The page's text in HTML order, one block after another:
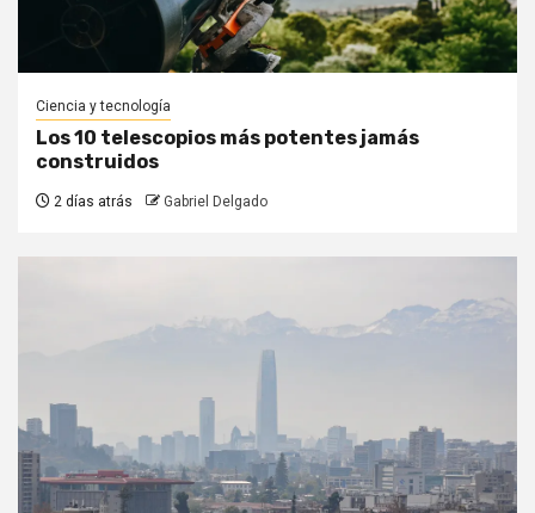
Ciencia y tecnología
Los 10 telescopios más potentes jamás
construidos
2 días atrás Gabriel Delgado